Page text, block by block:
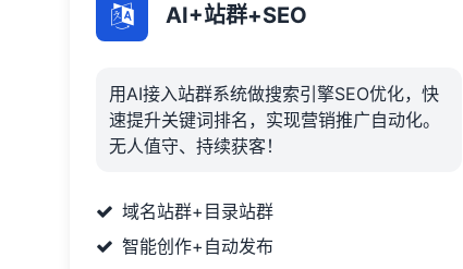
AI+站群+SEO
用AI接入站群系统做搜索引擎SEO优化，快
速提升关键词排名，实现营销推广自动化。
无人值守、持续获客！
域名站群+目录站群
智能创作+自动发布